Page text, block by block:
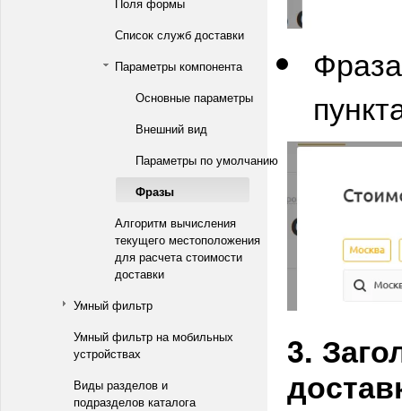
Список служб доставки
Параметры компонента
Основные параметры
Внешний вид
Параметры по умолчанию
Фразы
Алгоритм вычисления
текущего местоположения
для расчета стоимости
доставки
Умный фильтр
Умный фильтр на мобильных
устройствах
Виды разделов и
подразделов каталога
3.